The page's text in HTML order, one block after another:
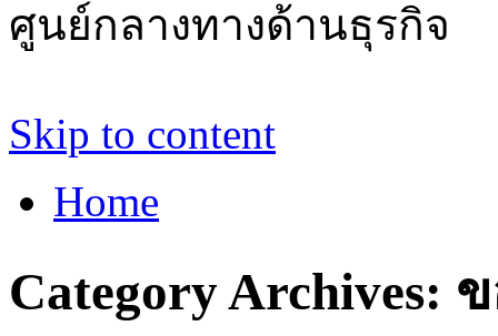
ศูนย์กลางทางด้านธุรกิจ
Skip to content
Home
Category Archives: